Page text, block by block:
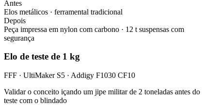
Antes
Elos metálicos · ferramental tradicional
Depois
Peça impressa em nylon com carbono · 12 t suspensas com
segurança
Elo de teste de 1 kg
FFF · UltiMaker S5 · Addigy F1030 CF10
Validar o conceito içando um jipe militar de 2 toneladas antes do
teste com o blindado